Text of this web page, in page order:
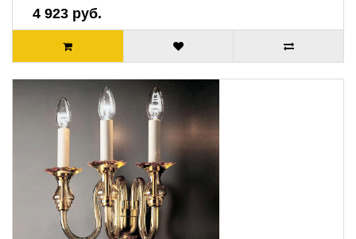
4 923 руб.